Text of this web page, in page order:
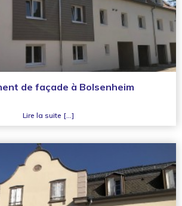
de façade à Bolsenheim
Lire la suite [...]